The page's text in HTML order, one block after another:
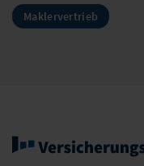
Maklervertrieb